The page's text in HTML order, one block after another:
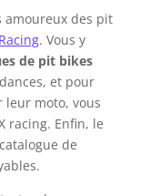
amoureux des pit
. Vous y
de pit bikes
et pour
moto, vous
racing. Enfin, le
de